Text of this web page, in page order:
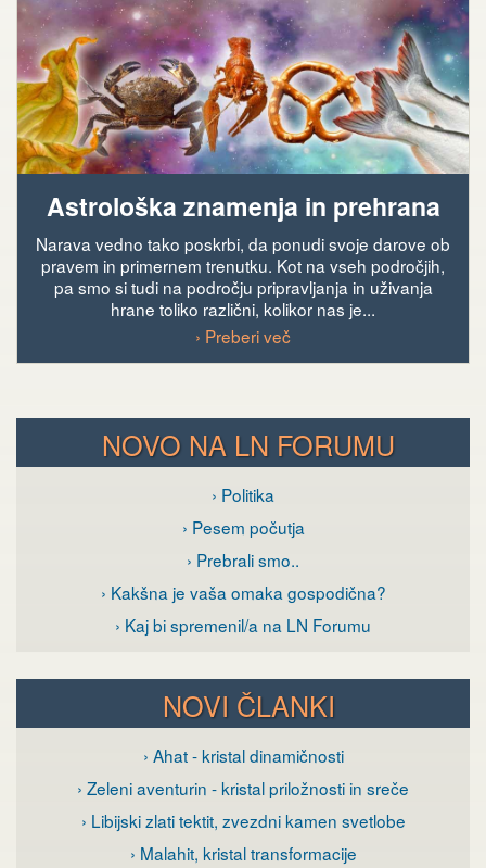
Astrološka znamenja in prehrana
Narava vedno tako poskrbi, da ponudi svoje darove ob
pravem in primernem trenutku. Kot na vseh področjih,
pa smo si tudi na področju pripravljanja in uživanja
hrane toliko različni, kolikor nas je...
› Preberi več
NOVO NA LN FORUMU
› Politika
› Pesem počutja
› Prebrali smo..
› Kakšna je vaša omaka gospodična?
› Kaj bi spremenil/a na LN Forumu
NOVI ČLANKI
› Ahat - kristal dinamičnosti
› Zeleni aventurin - kristal priložnosti in sreče
› Libijski zlati tektit, zvezdni kamen svetlobe
› Malahit, kristal transformacije